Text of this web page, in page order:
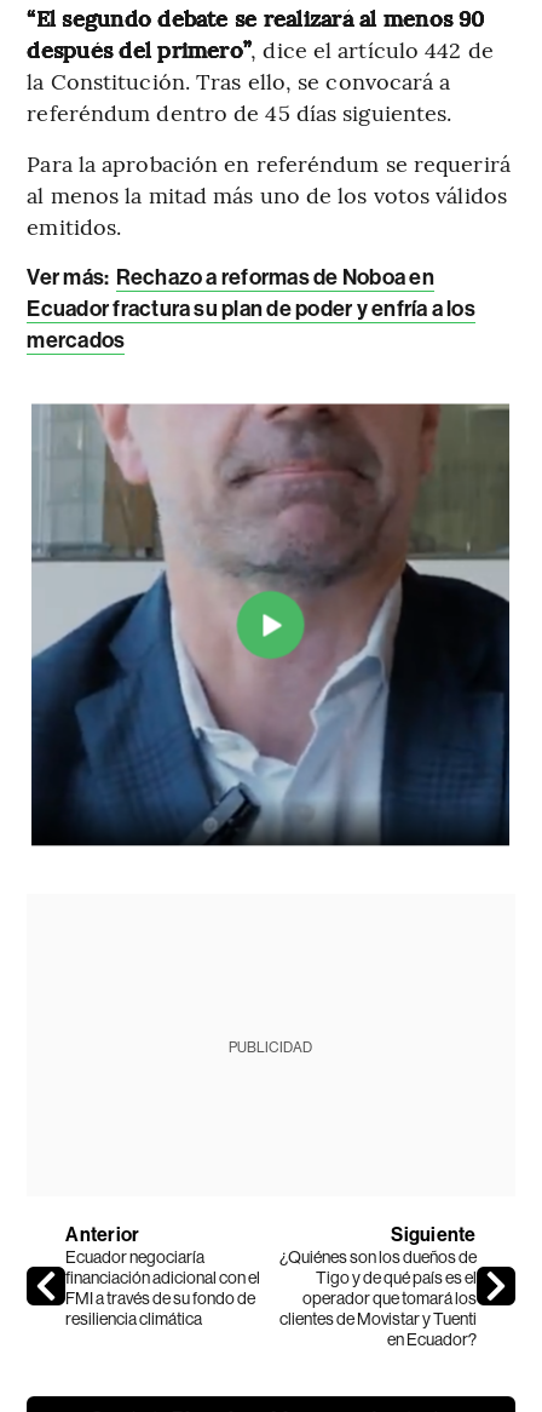
“El segundo debate se realizará al menos 90
después del primero”, dice el artículo 442 de
la Constitución. Tras ello, se convocará a
referéndum dentro de 45 días siguientes.
Para la aprobación en referéndum se requerirá
al menos la mitad más uno de los votos válidos
emitidos.
Ver más: Rechazo a reformas de Noboa en
Ecuador fractura su plan de poder y enfría a los
mercados
PUBLICIDAD
Anterior
Ecuador negociaría
financiación adicional con el
FMI a través de su fondo de
resiliencia climática
Siguiente
¿Quiénes son los dueños de
Tigo y de qué país es el
operador que tomará los
clientes de Movistar y Tuenti
en Ecuador?